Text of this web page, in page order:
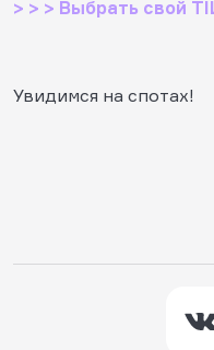
> > > Выбрать свой
Увидимся на спотах!